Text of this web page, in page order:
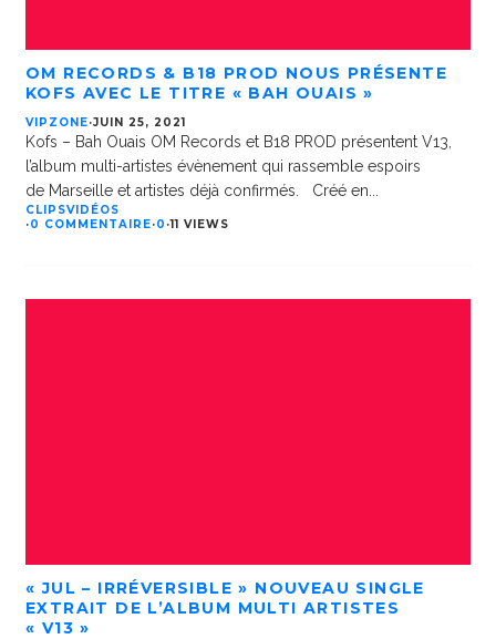
OM RECORDS & B18 PROD NOUS PRÉSENTE
KOFS AVEC LE TITRE « BAH OUAIS »
VIPZONE·JUIN 25, 2021
Kofs – Bah Ouais OM Records et B18 PROD présentent V13,
l’album multi-artistes évènement qui rassemble espoirs
de Marseille et artistes déjà confirmés. Créé en...
CLIPSVIDÉOS
·0 COMMENTAIRE·0 ·11 VIEWS
« JUL – IRRÉVERSIBLE » NOUVEAU SINGLE
EXTRAIT DE L’ALBUM MULTI ARTISTES
« V13 »